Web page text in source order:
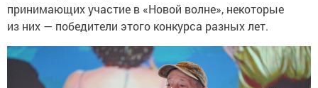
принимающих участие в «Новой волне», некоторые
из них — победители этого конкурса разных лет.